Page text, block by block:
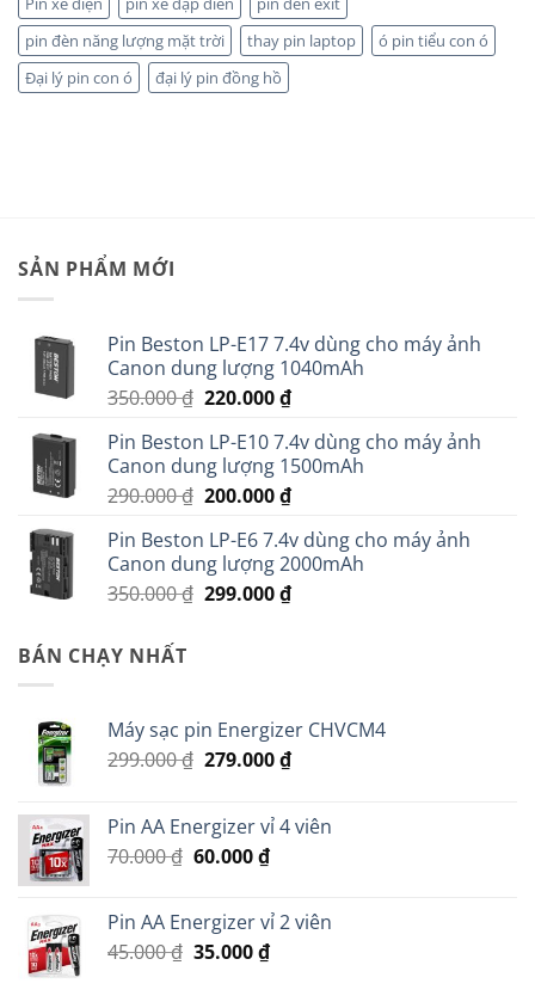
pin đèn năng lượng mặt trời
thay pin laptop
ó pin tiểu con ó
Đại lý pin con ó
đại lý pin đồng hồ
SẢN PHẨM MỚI
Pin Beston LP-E17 7.4v dùng cho máy ảnh
Canon dung lượng 1040mAh
350.000₫ Giá
là:
350.000 ₫.
220.000₫Giá
tại
là:
220.000 ₫.
Pin Beston LP-E10 7.4v dùng cho máy ảnh
Canon dung lượng 1500mAh
290.000₫ Giá
là:
290.000 ₫.
200.000₫Giá
tại
là:
200.000 ₫.
Pin Beston LP-E6 7.4v dùng cho máy ảnh
Canon dung lượng 2000mAh
350.000₫ Giá
299.000₫Giá
BÁN CHẠY NHẤT
Máy sạc pin Energizer CHVCM4
299.000₫ Giá
299.000 ₫.
279.000₫Giá
là:
Pin AA Energizer vỉ 4 viên
70.000₫ Giá
70.000 ₫.
60.000₫Giá
là:
60.000 ₫.
Pin AA Energizer vỉ 2 viên
45.000₫ Giá
35.000₫Giá